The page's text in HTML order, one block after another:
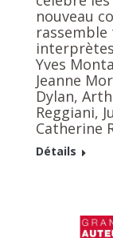
nouveau
rassemble
interprètes
Yves
Jeanne
Dylan,
Reggiani,
Catherine
Détails